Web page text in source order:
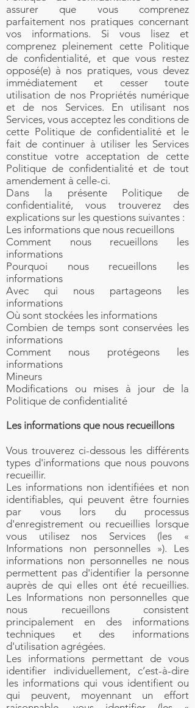
assurer que vous comprenez
parfaitement nos pratiques concernant
vos informations. Si vous lisez et
comprenez pleinement cette Politique
de confidentialité, et que vous restez
opposé(e) à nos pratiques, vous devez
immédiatement et cesser toute
utilisation de nos Propriétés numérique
et de nos Services. En utilisant nos
Services, vous acceptez les conditions de
cette Politique de confidentialité et le
fait de continuer à utiliser les Services
constitue votre acceptation de cette
Politique de confidentialité et de tout
amendement à celle-ci.
Dans la présente Politique de
confidentialité, vous trouverez des
explications sur les questions suivantes :
Les informations que nous recueillons
Comment nous recueillons les
informations
Pourquoi nous recueillons les
informations
Avec qui nous partageons les
informations
Où sont stockées les informations
Combien de temps sont conservées les
informations
Comment nous protégeons les
informations
Mineurs
Modifications ou mises à jour de la
Politique de confidentialité
Les informations que nous recueillons
Vous trouverez ci-dessous les différents
types d'informations que nous pouvons
recueillir.
Les informations non identifiées et non
identifiables, qui peuvent être fournies
par vous lors du processus
d'enregistrement ou recueillies lorsque
vous utilisez nos Services (les «
Informations non personnelles »). Les
informations non personnelles ne nous
permettent pas d'identifier la personne
auprès de qui elles ont été recueillies.
Les Informations non personnelles que
nous recueillons consistent
principalement en des informations
techniques et des informations
d'utilisation agrégées.
Les informations permettant de vous
identifier individuellement, c’est-à-dire
les informations qui vous identifient ou
qui peuvent, moyennant un effort